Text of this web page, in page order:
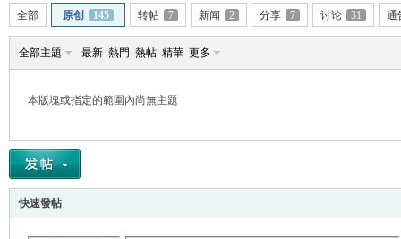
全部 原创 145 转帖 7 新闻 2 分享 7 讨论 31 通
全部主題 最新 熱門 熱帖 精華 更多
本版塊或指定的範圍內尚無主題
快速發帖